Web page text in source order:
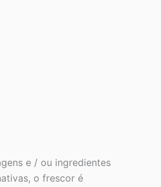
e / ou ingredientes
o frescor é